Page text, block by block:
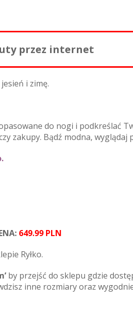
przez internet
i zimę.
do nogi i podkreślać
zakupy. Bądź modna, wyglądaj
649.99 PLN
Ryłko.
by przejść do sklepu gdzie
inne rozmiary oraz